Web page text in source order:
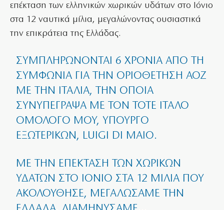
επέκταση των ελληνικών χωρικών υδάτων στο Ιόνιο
στα 12 ναυτικά μίλια, μεγαλώνοντας ουσιαστικά
την επικράτεια της Ελλάδας.
ΣΥΜΠΛΗΡΏΝΟΝΤΑΙ 6 ΧΡΌΝΙΑ ΑΠΌ ΤΗ
ΣΥΜΦΩΝΊΑ ΓΙΑ ΤΗΝ ΟΡΙΟΘΈΤΗΣΗ ΑΟΖ
ΜΕ ΤΗΝ ΙΤΑΛΊΑ, ΤΗΝ ΟΠΟΊΑ
ΣΥΝΥΠΈΓΡΑΨΑ ΜΕ ΤΟΝ ΤΌΤΕ ΙΤΑΛΌ
ΟΜΌΛΟΓΌ ΜΟΥ, ΥΠΟΥΡΓΌ
ΕΞΩΤΕΡΙΚΏΝ, LUIGI DI MAIO.
ΜΕ ΤΗΝ ΕΠΈΚΤΑΣΗ ΤΩΝ ΧΩΡΙΚΏΝ
ΥΔΆΤΩΝ ΣΤΟ ΙΌΝΙΟ ΣΤΑ 12 ΜΊΛΙΑ ΠΟΥ
ΑΚΟΛΟΎΘΗΣΕ, ΜΕΓΑΛΏΣΑΜΕ ΤΗΝ